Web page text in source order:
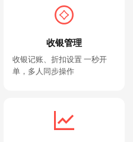
收银管理
收银记账、折扣设置 一秒开
单，多人同步操作